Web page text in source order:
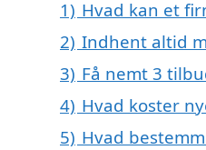
1) Hvad kan et
2) Indhent altid
3) Få nemt 3
4) Hvad koster
5) Hvad